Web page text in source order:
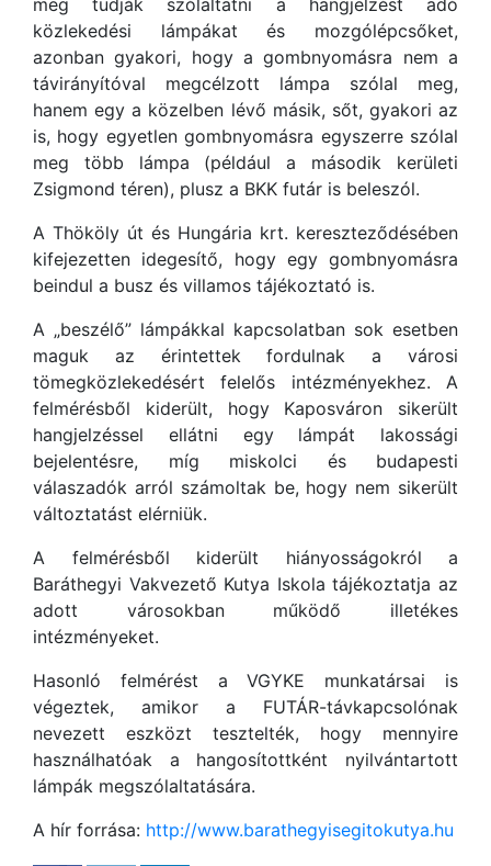
közlekedési lámpákat és mozgólépcsőket,
azonban gyakori, hogy a gombnyomásra nem a
távirányítóval megcélzott lámpa szólal meg,
hanem egy a közelben lévő másik, sőt, gyakori az
is, hogy egyetlen gombnyomásra egyszerre szólal
meg több lámpa (például a második kerületi
Zsigmond téren), plusz a BKK futár is beleszól.
A Thököly út és Hungária krt. kereszteződésében
kifejezetten idegesítő, hogy egy gombnyomásra
beindul a busz és villamos tájékoztató is.
A „beszélő” lámpákkal kapcsolatban sok esetben
maguk az érintettek fordulnak a városi
tömegközlekedésért felelős intézményekhez. A
felmérésből kiderült, hogy Kaposváron sikerült
hangjelzéssel ellátni egy lámpát lakossági
bejelentésre, míg miskolci és budapesti
válaszadók arról számoltak be, hogy nem sikerült
változtatást elérniük.
A felmérésből kiderült hiányosságokról a
Baráthegyi Vakvezető Kutya Iskola tájékoztatja az
adott városokban működő illetékes
intézményeket.
Hasonló felmérést a VGYKE munkatársai is
végeztek, amikor a FUTÁR-távkapcsolónak
nevezett eszközt tesztelték, hogy mennyire
használhatóak a hangosítottként nyilvántartott
lámpák megszólaltatására.
A hír forrása: http://www.barathegyisegitokutya.hu